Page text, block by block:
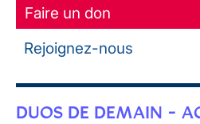
Faire un don
Rejoignez-nous
DUOS DE DEMAIN -